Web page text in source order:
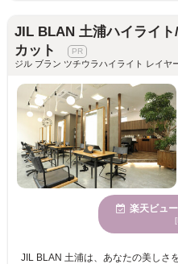
JIL BLAN 土浦ハイライ
カット
ジル ブラン ツチウラハイライト レイヤ
楽天ビュ